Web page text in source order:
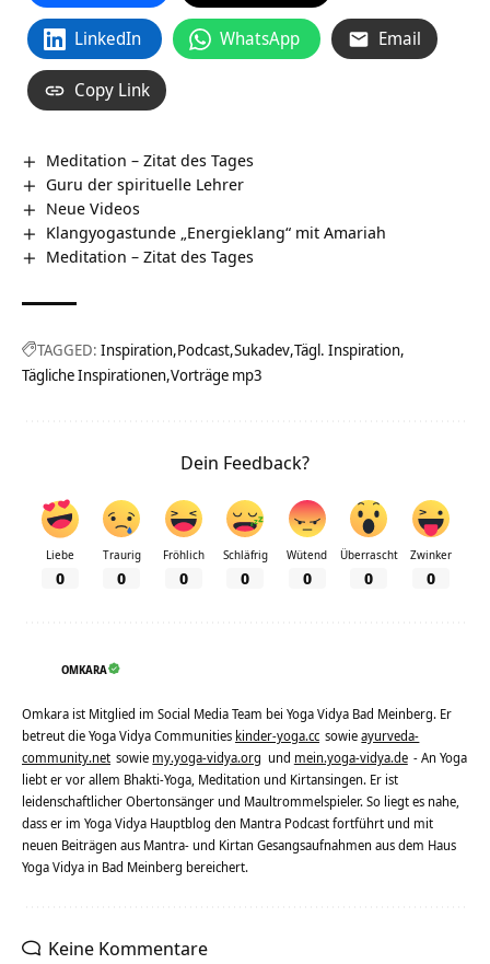
LinkedIn WhatsApp Email
Copy Link
Meditation – Zitat des Tages
Guru der spirituelle Lehrer
Neue Videos
Klangyogastunde „Energieklang“ mit Amariah
Meditation – Zitat des Tages
TAGGED: Inspiration Podcast Sukadev Tägl. Inspiration
Tägliche Inspirationen Vorträge mp3
Dein Feedback?
Liebe
0
Traurig
0
Fröhlich
0
Schläfrig
0
Wütend
0
Überrascht
0
Zwinker
0
OMKARA
Omkara ist Mitglied im Social Media Team bei Yoga Vidya Bad Meinberg. Er
betreut die Yoga Vidya Communities kinder-yoga.cc sowieayurveda-
community.net sowie my.yoga-vidya.org und mein.yoga-vidya.de - An Yoga
liebt er vor allem Bhakti-Yoga, Meditation und Kirtansingen. Er ist
leidenschaftlicher Obertonsänger und Maultrommelspieler. So liegt es nahe,
dass er im Yoga Vidya Hauptblog den Mantra Podcast fortführt und mit
neuen Beiträgen aus Mantra- und Kirtan Gesangsaufnahmen aus dem Haus
Yoga Vidya in Bad Meinberg bereichert.
Keine Kommentare